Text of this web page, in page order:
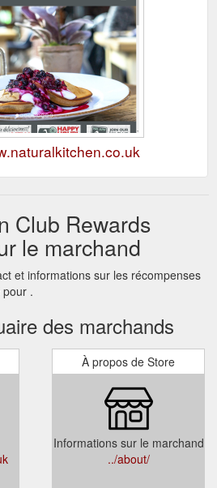
Club Rewards
le marchand
et informations sur les récompenses
.
des marchands
À propos de Store
Informations sur le marchand
../about/